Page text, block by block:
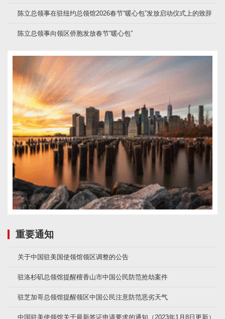
陈立总领事在驻纽约总领馆2026春节“暖心包”发放启动仪式上的致辞
陈立总领事向领区侨胞发放春节“暖心包”
重要通知
关于中国驻美国使领馆领区调整的公告
驻洛杉矶总领馆提醒檀香山市中国公民防范抢劫案件
驻芝加哥总领馆提醒领区中国公民注意防范恶劣天气
中国驻美使领馆关于最新签证申请要求的通知（2023年1月8日更新）